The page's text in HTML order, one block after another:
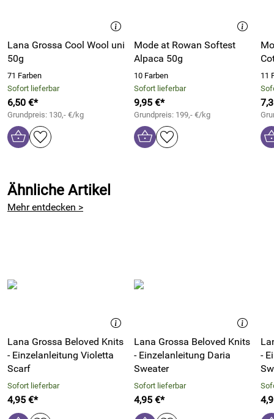
MATERIAL: Mode at Rowan Softest Alpaca
FARBE: Cloud (Fb. 14)
GRÖßE: ca. 28 x 120cm
VERBRAUCH: 2 Knäuel
MASCHENPROBE: mit Nadel 6mm im Muster gestrickt:
15 M und 20 Reihen = 10cm x 10cm
NADELN: eine Rundstricknadel 6mm,
Wollnadel/Smyrnanadel zum vernähen
Sie kaufen eine Anleitung,
Material muss seperat erworben werden.
Hersteller: THE DMC GROUP HOLDING LTD, 5, Avenue de
Lana Grossa Cool Wool uni
50g
71 Farben
Sofort lieferbar
6,50 €*
Grundpreis: 130,- €/kg
Mode at Rowan Softest
Alpaca 50g
10 Farben
Sofort lieferbar
9,95 €*
Grundpreis: 199,- €/kg
11
Ähnliche Artikel
Mehr entdecken >
Lana Grossa Beloved Knits
- Einzelanleitung Violetta
Scarf
Sofort lieferbar
4,95 €*
Lana Grossa Beloved Knits
- Einzelanleitung Daria
Sweater
Sofort lieferbar
4,95 €*
-